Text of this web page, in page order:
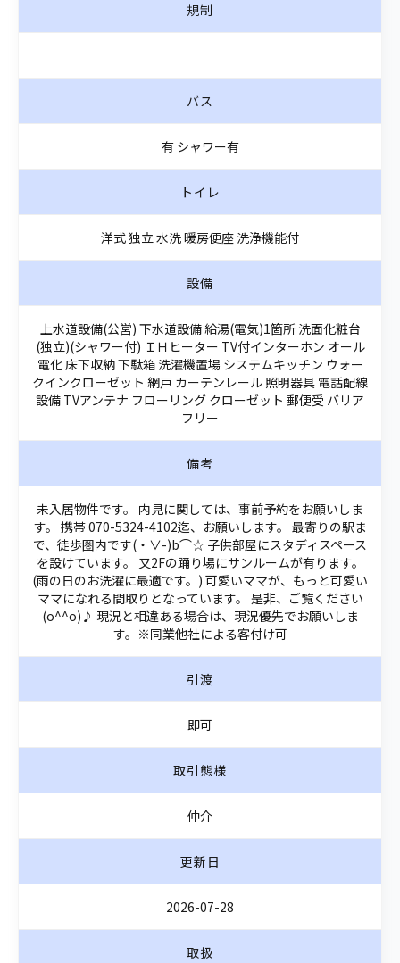
規制
バス
有 シャワー有
トイレ
洋式 独立 水洗 暖房便座 洗浄機能付
設備
上水道設備(公営) 下水道設備 給湯(電気)1箇所 洗面化粧台
(独立)(シャワー付) ＩＨヒーター TV付インターホン オール
電化 床下収納 下駄箱 洗濯機置場 システムキッチン ウォー
クインクローゼット 網戸 カーテンレール 照明器具 電話配線
設備 TVアンテナ フローリング クローゼット 郵便受 バリア
フリー
備考
未入居物件です。 内見に関しては、事前予約をお願いしま
す。 携帯 070-5324-4102迄、お願いします。 最寄りの駅ま
で、徒歩圏内です(・∀-)b⌒☆ 子供部屋にスタディスペース
を設けています。 又2Fの踊り場にサンルームが有ります。
(雨の日のお洗濯に最適です。) 可愛いママが、もっと可愛い
ママになれる間取りとなっています。 是非、ご覧ください
(o^^o)♪ 現況と相違ある場合は、現況優先でお願いしま
す。※同業他社による客付け可
引渡
即可
取引態様
仲介
更新日
2026-07-28
取扱